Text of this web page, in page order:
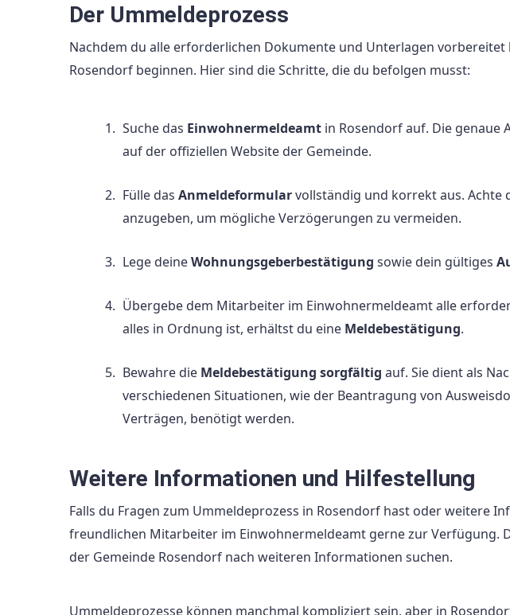
Der Ummeldeprozess
Nachdem du alle erforderlichen Dokumente und Unterlagen
Rosendorf beginnen. Hier sind die Schritte, die du befolgen musst:
Suche das Einwohnermeldeamt in Rosendorf auf. Die genaue
auf der offiziellen Website der Gemeinde.
Fülle das Anmeldeformularvollständig und korrekt aus.
anzugeben, um mögliche Verzögerungen zu vermeiden.
Lege deineWohnungsgeberbestätigung sowie dein gültiges
Übergebe dem Mitarbeiter im Einwohnermeldeamt alle
alles in Ordnung ist, erhältst du eine Meldebestätigung.
Bewahre die Meldebestätigung sorgfältig auf. Sie dient als
verschiedenen Situationen, wie der Beantragung von
Verträgen, benötigt werden.
Weitere Informationen und Hilfestellung
Falls du Fragen zum Ummeldeprozess in Rosendorf hast oder weitere
freundlichen Mitarbeiter im Einwohnermeldeamt gerne zur Verfügung.
der Gemeinde Rosendorf nach weiteren Informationen suchen.
Ummeldeprozesse können manchmal kompliziert sein, aber in